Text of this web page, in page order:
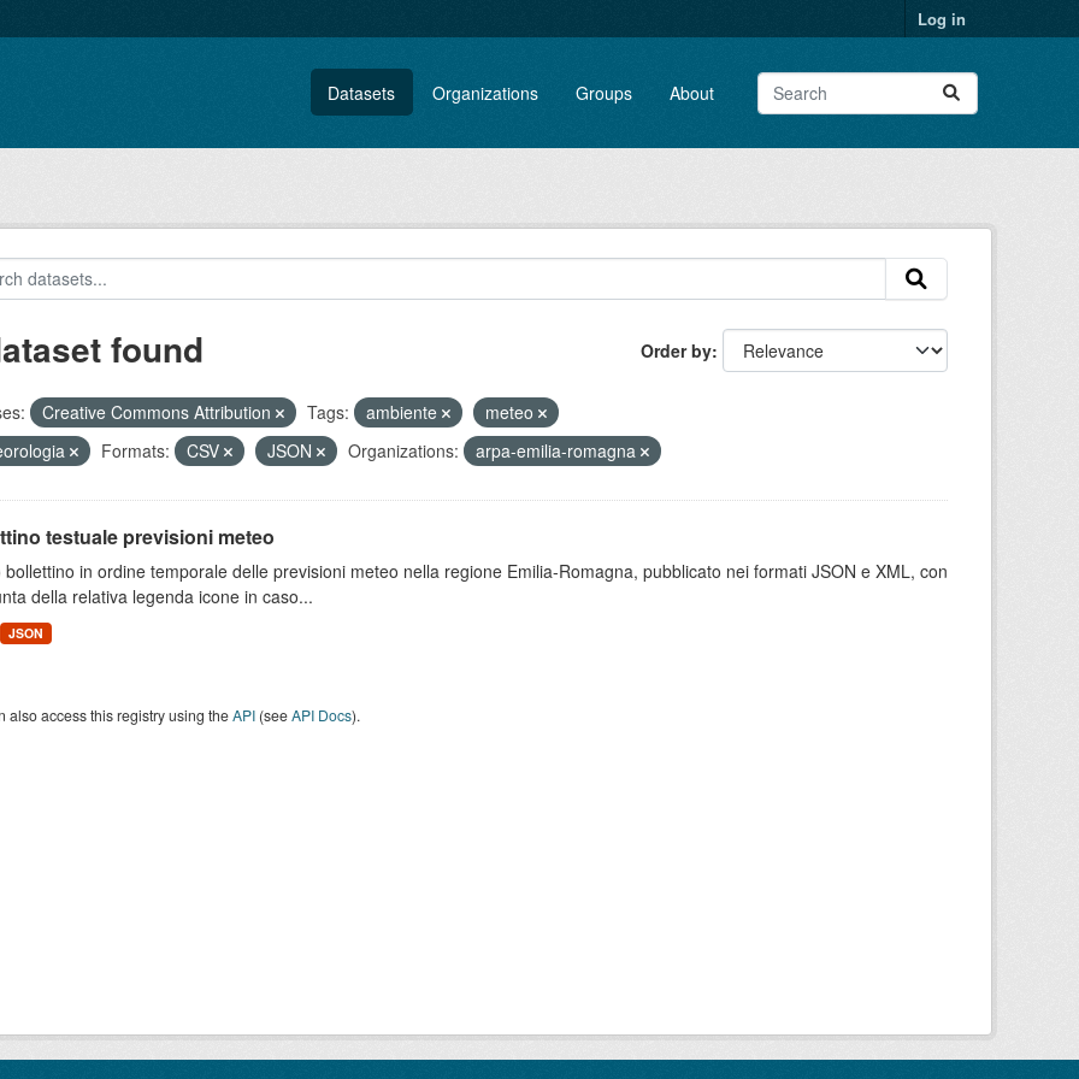
Log in
Datasets Organizations Groups About
Order by
found
Creative Commons Attribution Tags: ambiente
meteo
Formats: CSV JSON Organizations: arpa-emilia-romagna
testuale previsioni meteo
bollettino in ordine temporale delle previsioni meteo nella regione Emilia-Romagna, pubblicato nei formati JSON e XML, con
della relativa legenda icone in caso...
JSON
also access this registry using theAPI(seeAPI Docs).